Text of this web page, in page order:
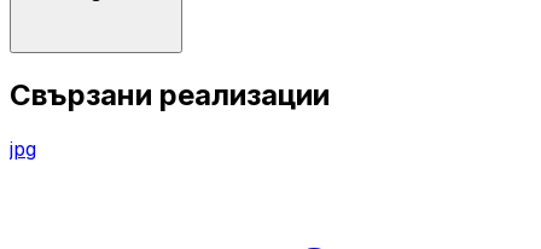
Свързани реализации
jpg